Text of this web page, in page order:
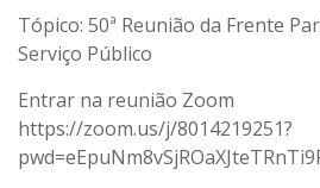
Tópico: 50ª Reunião da Frente
Serviço Público
Entrar na reunião Zoom
https://zoom.us/j/8014219251?